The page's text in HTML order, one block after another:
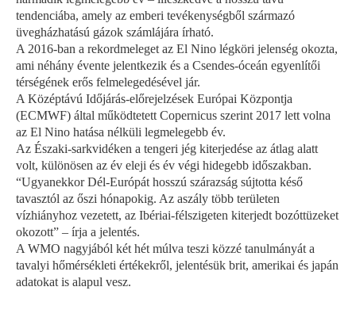
tendenciába, amely az emberi tevékenységből származó
üvegházhatású gázok számlájára írható.
A 2016-ban a rekordmeleget az El Nino légköri jelenség okozta,
ami néhány évente jelentkezik és a Csendes-óceán egyenlítői
térségének erős felmelegedésével jár.
A Középtávú Időjárás-előrejelzések Európai Központja
(ECMWF) által működtetett Copernicus szerint 2017 lett volna
az El Nino hatása nélküli legmelegebb év.
Az Északi-sarkvidéken a tengeri jég kiterjedése az átlag alatt
volt, különösen az év eleji és év végi hidegebb időszakban.
“Ugyanekkor Dél-Európát hosszú szárazság sújtotta késő
tavasztól az őszi hónapokig. Az aszály több területen
vízhiányhoz vezetett, az Ibériai-félszigeten kiterjedt bozóttüzeket
okozott” – írja a jelentés.
A WMO nagyjából két hét múlva teszi közzé tanulmányát a
tavalyi hőmérsékleti értékekről, jelentésük brit, amerikai és japán
adatokat is alapul vesz.